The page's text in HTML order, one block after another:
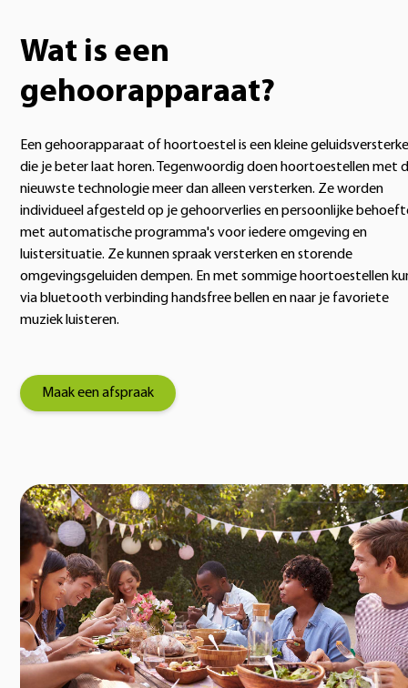
Wat is een
gehoorapparaat?
Een gehoorapparaat of hoortoestel is een kleine
die je beter laat horen. Tegenwoordig doen hoortoestellen met
nieuwste technologie meer dan alleen versterken. Ze worden
individueel afgesteld op je gehoorverlies en persoonlijke
met automatische programma's voor iedere omgeving en
luistersituatie. Ze kunnen spraak versterken en storende
omgevingsgeluiden dempen. En met sommige hoortoestellen
via bluetooth verbinding handsfree bellen en naar je favoriete
muziek luisteren.
Maak een afspraak